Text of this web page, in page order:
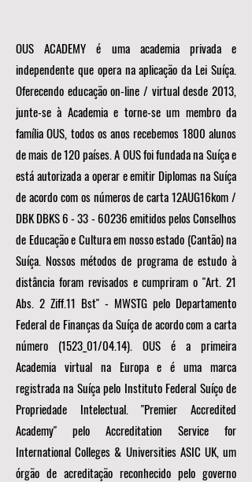
OUS ACADEMY é uma academia privada e
independente que opera na aplicação da Lei Suíça.
Oferecendo educação on-line / virtual desde 2013,
junte-se à Academia e torne-se um membro da
família OUS, todos os anos recebemos 1800 alunos
de mais de 120 países. A OUS foi fundada na Suíça e
está autorizada a operar e emitir Diplomas na Suíça
de acordo com os números de carta 12AUG16kom /
DBK DBKS6 - 33 - 60236emitidos pelos Conselhos
de Educação e Cultura em nosso estado (Cantão) na
Suíça. Nossos métodos de programa de estudo à
distância foram revisados e cumpriram o "Art. 21
Abs. 2 Ziff.11 Bst" - MWSTG pelo Departamento
Federal de Finanças da Suíça de acordo com a carta
número (1523_01/04.14). OUS é a primeira
Academia virtual na Europa e é uma marca
registrada na Suíça pelo Instituto Federal Suíço de
Propriedade Intelectual. "Premier Accredited
Academy" pelo Accreditation Service for
International Colleges & Universities ASIC UK, um
órgão de acreditação reconhecido pelo governo